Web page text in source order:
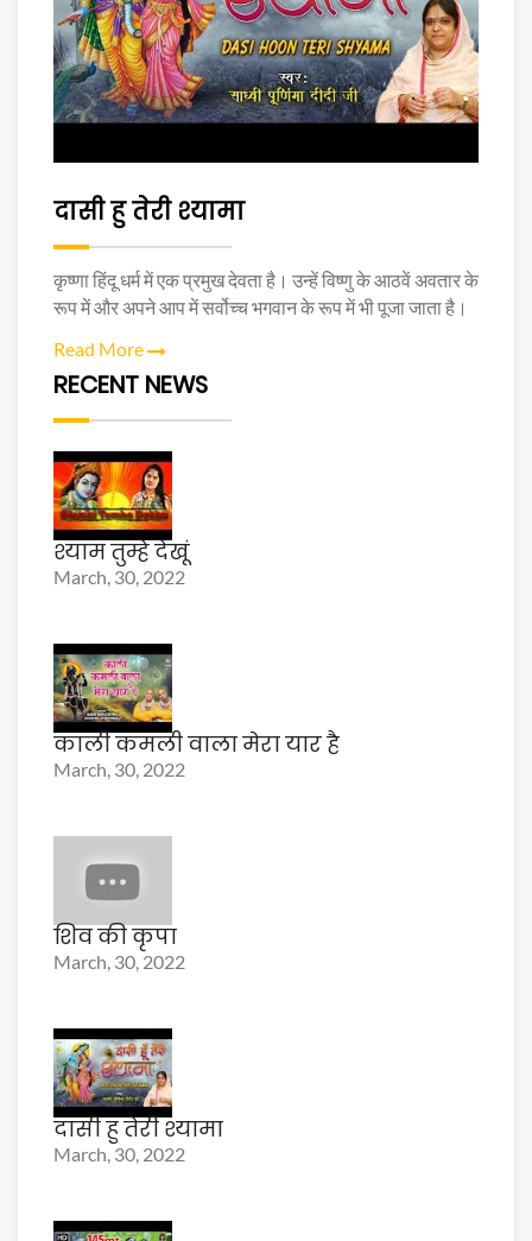
दासी हु तेरी श्यामा
कृष्णा हिंदू धर्म में एक प्रमुख देवता है। उन्हें विष्णु के आठवें अवतार के
रूप में और अपने आप में सर्वोच्च भगवान के रूप में भी पूजा जाता है।
Read More
RECENT NEWS
श्याम तुम्हे देखूं
March, 30, 2022
काली कमली वाला मेरा यार है
March, 30, 2022
शिव की कृपा
March, 30, 2022
दासी हु तेरी श्यामा
March, 30, 2022